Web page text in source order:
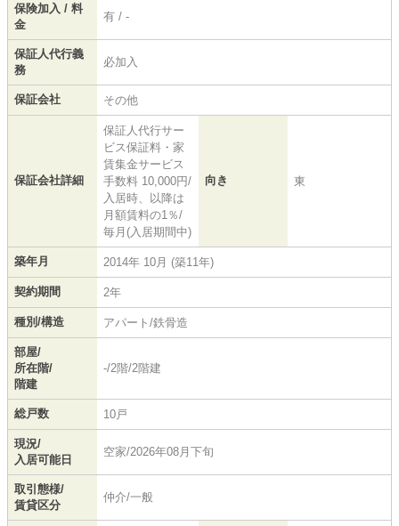
保険加入 / 料
金
有 / -
保証人代行義
務
必加入
保証会社 その他
保証会社詳細
保証人代行サー
ビス保証料・家
賃集金サービス
手数料 10,000円/
入居時、以降は
月額賃料の1％/
毎月(入居期間中)
向き 東
築年月 2014年 10月 (築11年)
契約期間 2年
種別/構造 アパート/鉄骨造
部屋/
所在階/
階建
-/2階/2階建
総戸数 10戸
現況/
入居可能日
空家/2026年08月下旬
取引態様/
賃貸区分
仲介/一般